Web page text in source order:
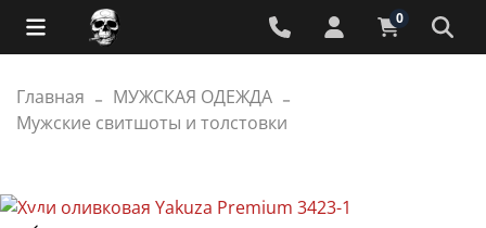
0
Главная
МУЖСКАЯ ОДЕЖДА
Мужские свитшоты и толстовки